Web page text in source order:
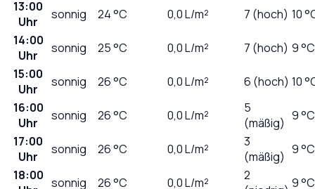
13:00
Uhr
sonnig 24°C 0,0L/m² 7 (hoch) 10
14:00
Uhr
sonnig 25°C 0,0L/m² 7 (hoch) 9 °C
15:00
Uhr
sonnig 26°C 0,0L/m² 6 (hoch) 10
16:00
Uhr
sonnig 26°C 0,0L/m²
5
(mäßig) 9 °C
17:00
Uhr
sonnig 26°C 0,0L/m²
3
(mäßig) 9 °C
18:00 sonnig 26°C 0,0L/m²
2
9 °C